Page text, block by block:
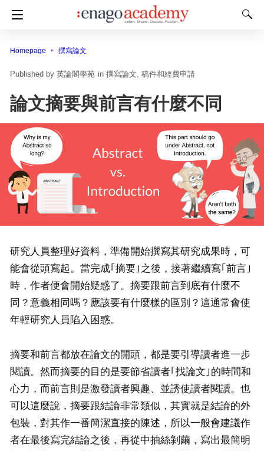
Homepage 撰寫論文
英論閣學苑 in 撰寫論文 稿件和經費申請
論文摘要與前言有什麼不同
研究人員整理好資料，準備開始撰寫其研究成果時，可
能會從頭寫起。當完成｢摘要｣之後，接著繼續寫｢前言｣
時，作者便會開始疑惑了。摘要跟前言到底有什麼不
同？意義相同嗎？應該要有什麼樣的區別？這通常會使
年輕研究人員陷入困惑。
摘要和前言都放在論文的開頭，都是要引導讀者進一步
閱讀。然而摘要的目的是要節省讀者｢找論文｣的時間和
心力，而前言則是激發讀者興趣、並誘使讀者閱讀。也
可以這麼說，摘要跟結論非常類似，其實就是結論的外
包裝，對其作一番簡潔直接的陳述，所以一般會建議作
者在最後寫完結論之後，再從中抽絲剝繭，寫出最簡明